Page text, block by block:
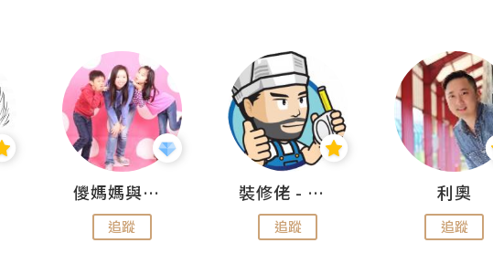
儍媽媽與兩隻小魔怪之家
追蹤
裝修佬 - 香港一站式網上裝修平台
追蹤
利奧
追蹤